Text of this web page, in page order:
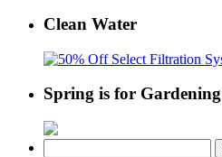
Clean Water
Spring is for Gardening